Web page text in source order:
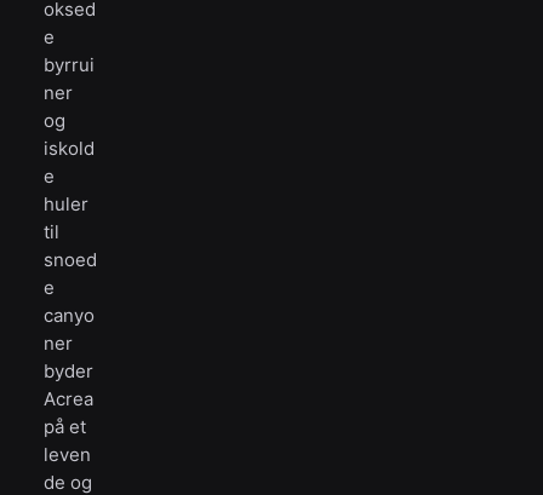
oksed
e
byrrui
ner
og
iskold
e
huler
til
snoed
e
canyo
ner
byder
Acrea
på et
leven
de og